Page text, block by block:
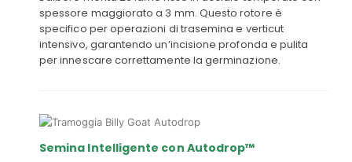
spessore maggiorato a 3 mm. Questo rotore è
specifico per operazioni di trasemina e verticut
intensivo, garantendo un’incisione profonda e pulita
per innescare correttamente la germinazione.
Semina Intelligente con Autodrop™